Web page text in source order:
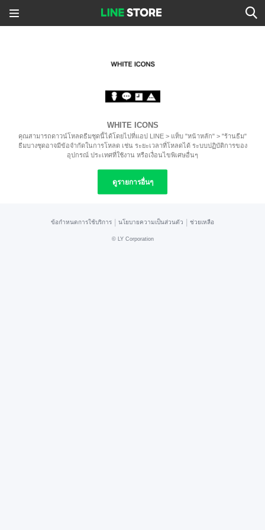
WHITE ICONS
คุณสามารถดาวน์โหลดธีมชุดนี้ได้โดยไปที่แอป LINE > แท็บ "หน้าหลัก" > "ร้านธีม"
ธีมบางชุดอาจมีข้อจำกัดในการโหลด เช่น ระยะเวลาที่โหลดได้ ระบบปฏิบัติการของ
อุปกรณ์ ประเทศที่ใช้งาน หรือเงื่อนไขพิเศษอื่นๆ
ดูรายการอื่นๆ
ข้อกำหนดการใช้บริการ นโยบายความเป็นส่วนตัว ช่วยเหลือ
© LY Corporation